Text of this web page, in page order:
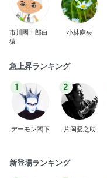
市川團十郎白
猿
小林麻央
急上昇ランキング
1
デーモン閣下
2
片岡愛之助
新登場ランキング